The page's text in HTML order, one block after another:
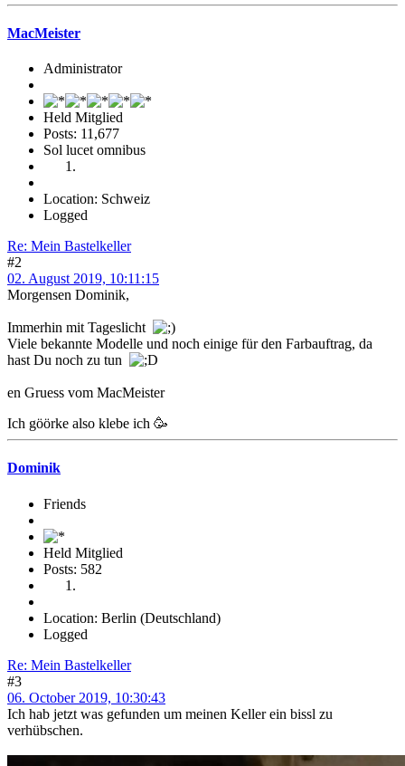
MacMeister
Administrator
Held Mitglied
Posts: 11,677
Sol lucet omnibus
Location: Schweiz
Logged
Re: Mein Bastelkeller
#2
02. August 2019, 10:11:15
Morgensen Dominik,
Immerhin mit Tageslicht
Viele bekannte Modelle und noch einige für den Farbauftrag, da
hast Du noch zu tun
en Gruess vom MacMeister
Ich göörke also klebe ich 🥳
Dominik
Friends
Held Mitglied
Posts: 582
Location: Berlin (Deutschland)
Logged
Re: Mein Bastelkeller
#3
06. October 2019, 10:30:43
Ich hab jetzt was gefunden um meinen Keller ein bissl zu
verhübschen.